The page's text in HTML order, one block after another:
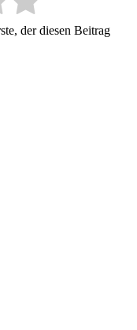
der diesen Beitrag